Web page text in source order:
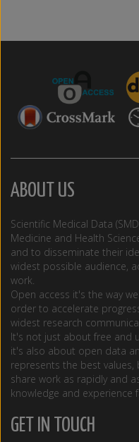
ABOUT US
Scientific Medical Data
Medicine and Health
and to disseminate their
widest possible audience,
work.
Open access it's the way
order to accelerate
widest research
It's not just about free and
it's also about open data
represents the best values,
share work as rapidly and
knowledge and experience
GET IN TOUCH